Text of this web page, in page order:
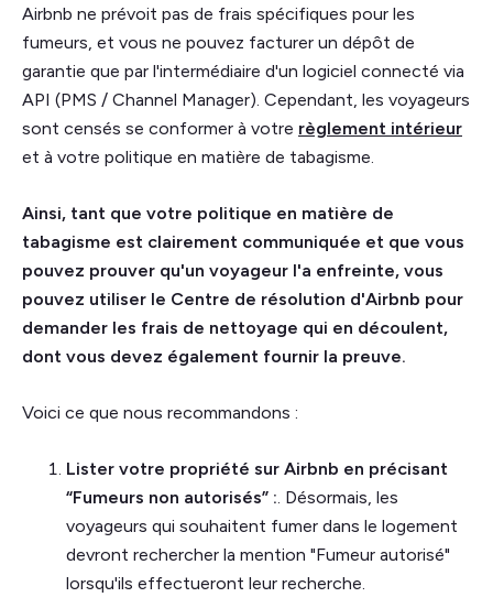
Airbnb ne prévoit pas de frais spécifiques pour les
fumeurs, et vous ne pouvez facturer un dépôt de
garantie que par l'intermédiaire d'un logiciel connecté via
API (PMS / Channel Manager). Cependant, les voyageurs
sont censés se conformer à votre règlement intérieur
et à votre politique en matière de tabagisme.
Ainsi, tant que votre politique en matière de
tabagisme est clairement communiquée et que vous
pouvez prouver qu'un voyageur l'a enfreinte, vous
pouvez utiliser le Centre de résolution d'Airbnb pour
demander les frais de nettoyage qui en découlent,
dont vous devez également fournir la preuve.
Voici ce que nous recommandons :
Lister votre propriété sur Airbnb en précisant
“Fumeurs non autorisés” :. Désormais, les
voyageurs qui souhaitent fumer dans le logement
devront rechercher la mention "Fumeur autorisé"
lorsqu'ils effectueront leur recherche.